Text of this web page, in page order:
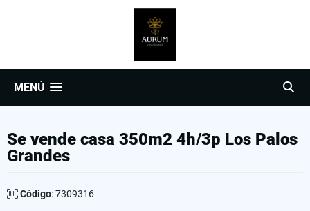
MENÚ
Se vende casa 350m2 4h/3p Los Palos
Grandes
Código: 7309316